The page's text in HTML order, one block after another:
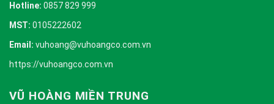
Hotline: 0857 829 999
MST: 0105222602
Email: vuhoang@vuhoangco.com.vn
https://vuhoangco.com.vn
VŨ HOÀNG MIỀN TRUNG